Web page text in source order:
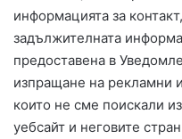
информацията за
задължителната
предоставена в
изпращане на рекламни
които не сме поискали
уебсайт и неговите